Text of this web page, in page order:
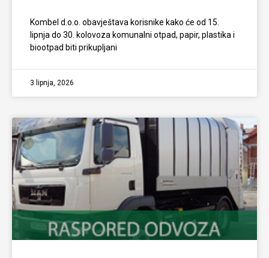
Kombel d.o.o. obavještava korisnike kako će od 15.
lipnja do 30. kolovoza komunalni otpad, papir, plastika i
biootpad biti prikupljani
3 lipnja, 2026